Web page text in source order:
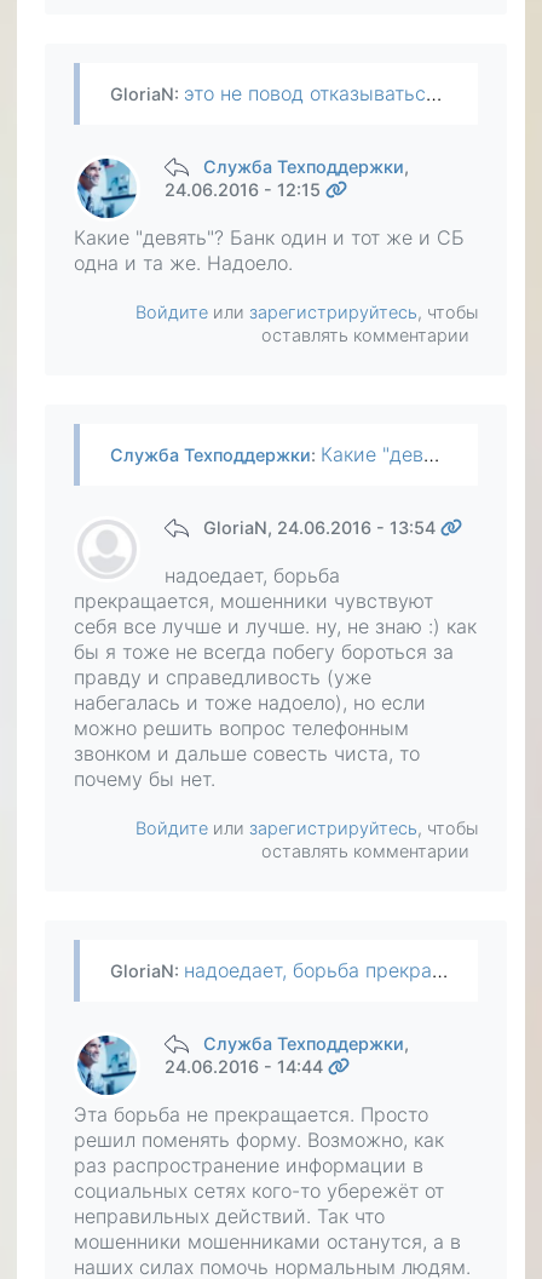
GloriaN: это не повод отказываться от данного действия. 9 ничего не будут делать, 1 сделает.
Служба Техподдержки,
24.06.2016 - 12:15
Какие "девять"? Банк один и тот же и СБ
одна и та же. Надоело.
Войдите или зарегистрируйтесь, чтобы
оставлять комментарии
Служба Техподдержки: Какие "девять"? Банк один и тот же и СБ одна и та же. Надоело.
GloriaN, 24.06.2016 - 13:54
надоедает, борьба
прекращается, мошенники чувствуют
себя все лучше и лучше. ну, не знаю :) как
бы я тоже не всегда побегу бороться за
правду и справедливость (уже
набегалась и тоже надоело), но если
можно решить вопрос телефонным
звонком и дальше совесть чиста, то
почему бы нет.
Войдите или зарегистрируйтесь, чтобы
оставлять комментарии
GloriaN: надоедает, борьба прекращается, мошенники чувствуют себя все лучше и лучше. ну, не знаю :) как бы я тоже не всегда побегу бороться за правду и справедливость (уже набегалась и тоже надоело), но если…
Служба Техподдержки,
24.06.2016 - 14:44
Эта борьба не прекращается. Просто
решил поменять форму. Возможно, как
раз распространение информации в
социальных сетях кого-то убережёт от
неправильных действий. Так что
мошенники мошенниками останутся, а в
наших силах помочь нормальным людям.